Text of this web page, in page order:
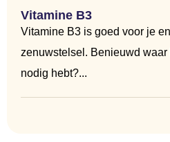
Vitamine B3
Vitamine B3 is goed voor je
zenuwstelsel. Benieuwd
nodig hebt?...